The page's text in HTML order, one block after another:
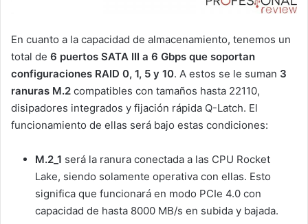
En cuanto a la capacidad de almacenamiento, tenemos un
total de 6 puertos SATA III a 6 Gbps que soportan
configuraciones RAID 0, 1, 5 y 10. A estos se le suman 3
ranuras M.2 compatibles con tamaños hasta 22110,
disipadores integrados y fijación rápida Q-Latch. El
funcionamiento de ellas será bajo estas condiciones:
M.2_1 será la ranura conectada a las CPU Rocket
Lake, siendo solamente operativa con ellas. Esto
significa que funcionará en modo PCIe 4.0 con
capacidad de hasta 8000 MB/s en subida y bajada.